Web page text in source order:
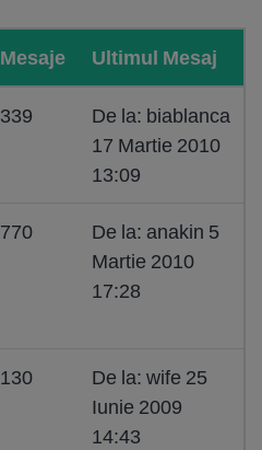
Mesaje Ultimul Mesaj
339
De la: biablanca
17 Martie 2010
13:09
770
De la: anakin 5
Martie 2010
17:28
130
De la: wife 25
Iunie 2009
14:43